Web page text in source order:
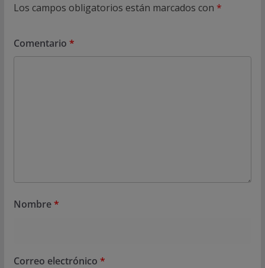
Los campos obligatorios están marcados con *
Comentario *
Nombre*
Correo electrónico *